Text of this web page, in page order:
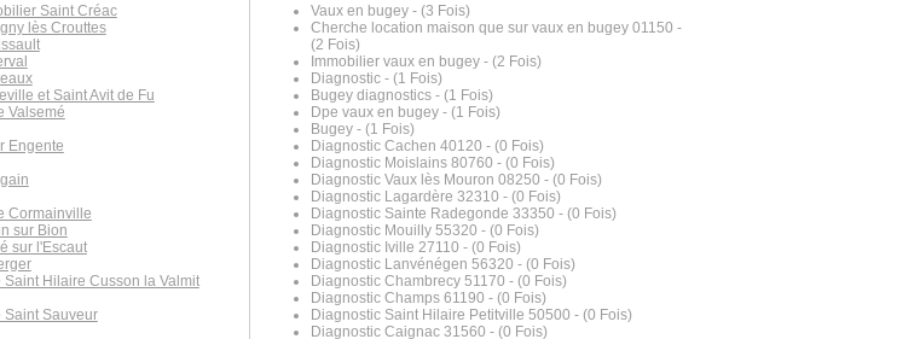
Saint Créac
lès Crouttes
et Saint Avit de Fu
Valsemé
Engente
Cormainville
sur Bion
sur l'Escaut
Hilaire Cusson la Valmit
Saint Sauveur
Vaux en bugey - (3 Fois)
Cherche location maison que sur vaux en bugey 01150 -
(2 Fois)
Immobilier vaux en bugey - (2 Fois)
Diagnostic - (1 Fois)
Bugey diagnostics - (1 Fois)
Dpe vaux en bugey - (1 Fois)
Bugey - (1 Fois)
Diagnostic Cachen 40120 - (0 Fois)
Diagnostic Moislains 80760 - (0 Fois)
Diagnostic Vaux lès Mouron 08250 - (0 Fois)
Diagnostic Lagardère 32310 - (0 Fois)
Diagnostic Sainte Radegonde 33350 - (0 Fois)
Diagnostic Mouilly 55320 - (0 Fois)
Diagnostic Iville 27110 - (0 Fois)
Diagnostic Lanvénégen 56320 - (0 Fois)
Diagnostic Chambrecy 51170 - (0 Fois)
Diagnostic Champs 61190 - (0 Fois)
Diagnostic Saint Hilaire Petitville 50500 - (0 Fois)
Diagnostic Caignac 31560 - (0 Fois)